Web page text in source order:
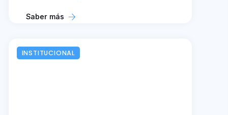
Saber más
INSTITUCIONAL